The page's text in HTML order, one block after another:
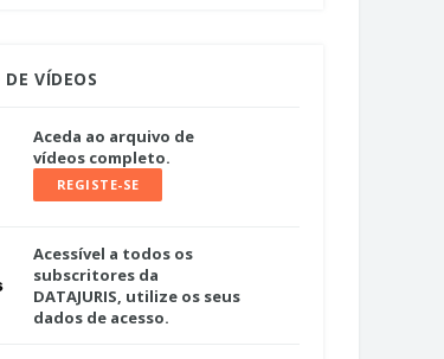
VÍDEOS
Aceda ao arquivo de
vídeos completo.
REGISTE-SE
Acessível a todos os
subscritores da
DATAJURIS, utilize os seus
dados de acesso.